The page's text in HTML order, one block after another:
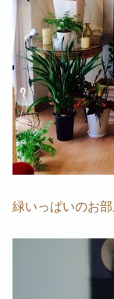
緑いっぱいのお部